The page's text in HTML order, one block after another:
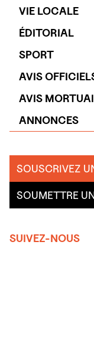
VIE LOCALE
ÉDITORIAL
SPORT
AVIS
AVIS
ANNONCES
SOUSCRIVEZ
SOUMETTRE
SUIVEZ-NOUS